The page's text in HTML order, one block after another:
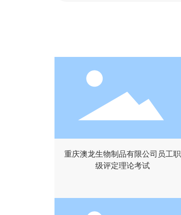
重庆澳龙生物制品有限公司员工职
级评定理论考试